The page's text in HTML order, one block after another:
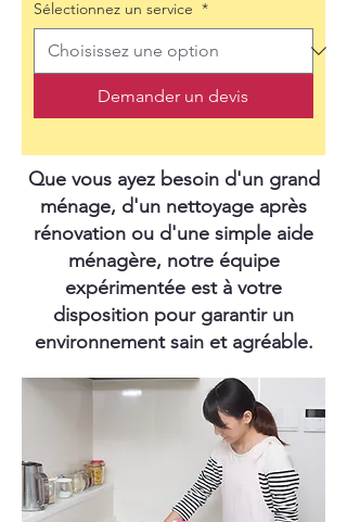
Sélectionnez un service *
Demander un devis
Que vous ayez besoin d'un grand
ménage, d'un nettoyage après
rénovation ou d'une simple aide
ménagère, notre équipe
expérimentée est à votre
disposition pour garantir un
environnement sain et agréable.